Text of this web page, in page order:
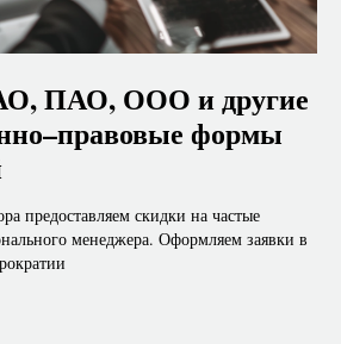
ПАО, ООО и другие
формы
предоставляем скидки на частые
менеджера. Оформляем заявки в